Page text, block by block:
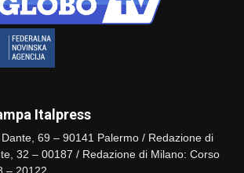
Italpress
69 – 90141 Palermo / Redazione di
32 – 00187 / Redazione di Milano: Corso